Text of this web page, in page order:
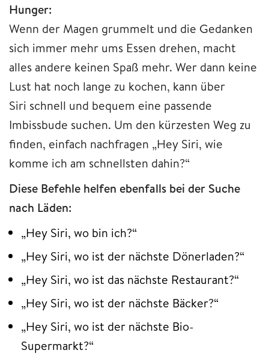
Hunger:
Wenn der Magen grummelt und die Gedanken
sich immer mehr ums Essen drehen, macht
alles andere keinen Spaß mehr. Wer dann keine
Lust hat noch lange zu kochen, kann über
Siri schnell und bequem eine passende
Imbissbude suchen. Um den kürzesten Weg zu
finden, einfach nachfragen „Hey Siri, wie
komme ich am schnellsten dahin?“
Diese Befehle helfen ebenfalls bei der Suche
nach Läden:
„Hey Siri, wo bin ich?“
„Hey Siri, wo ist der nächste Dönerladen?“
„Hey Siri, wo ist das nächste Restaurant?“
„Hey Siri, wo ist der nächste Bäcker?“
„Hey Siri, wo ist der nächste Bio-
Supermarkt?“